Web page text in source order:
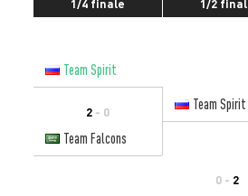
1/4 finale 1/2
Team Spirit
2 - 0
Team Spirit
Team Falcons
0 - 2